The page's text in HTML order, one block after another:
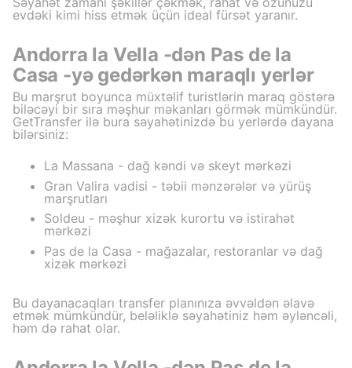
evdəki kimi hiss etmək üçün ideal fürsət yaranır.
Andorra la Vella -dən Pas de la
Casa -yə gedərkən maraqlı yerlər
Bu marşrut boyunca müxtəlif turistlərin maraq göstərə
biləcəyi bir sıra məşhur məkanları görmək mümkündür.
GetTransfer ilə bura səyahətinizdə bu yerlərdə dayana
bilərsiniz:
La Massana - dağ kəndi və skeyt mərkəzi
Gran Valira vadisi - təbii mənzərələr və yürüş
marşrutları
Soldeu - məşhur xizək kurortu və istirahət
mərkəzi
Pas de la Casa - mağazalar, restoranlar və dağ
xizək mərkəzi
Bu dayanacaqları transfer planınıza əvvəldən əlavə
etmək mümkündür, beləliklə səyahətiniz həm əyləncəli,
həm də rahat olar.